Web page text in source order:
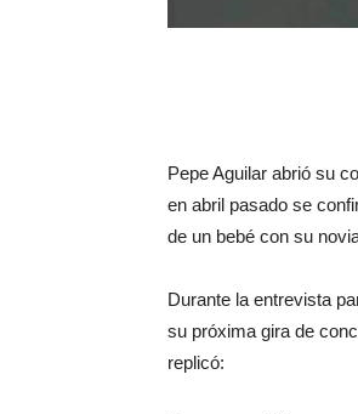
Pepe Aguilar abrió su
en abril pasado se
de un bebé con su
Durante la entrevista
su próxima gira de
replicó: